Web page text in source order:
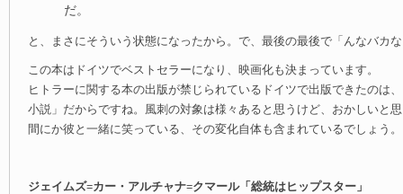
だ。
と、まさにそういう状態になったから。で、最後の最後で「んなバカ
この本はドイツでベストセラーになり、映画化も決まっています。
ヒトラーに関する本の出版が禁じられているドイツで出版できたのは
小説」だからですね。風刺の対象は様々あると思うけど、おかしいと
間にか彼と一緒に笑っている、その変化自体も含まれているでしょう。
ジェイムズ=カー・アルチャナ=クマール「総統はヒップスター」